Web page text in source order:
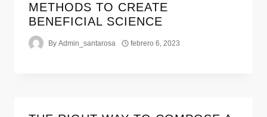
METHODS TO CREATE
BENEFICIAL SCIENCE
By Admin_santarosa febrero 6, 2023